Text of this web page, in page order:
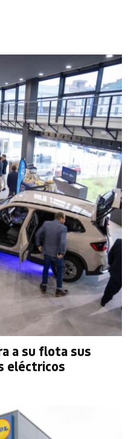
a su flota sus
eléctricos